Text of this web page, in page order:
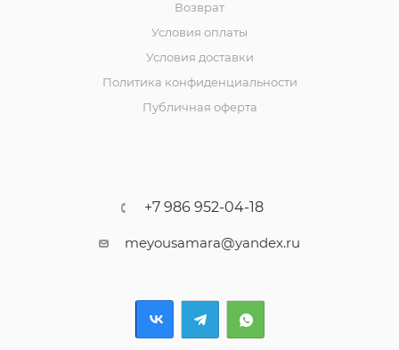
Возврат
Условия оплаты
Условия доставки
Политика конфиденциальности
Публичная оферта
+7 986 952-04-18
meyousamara@yandex.ru